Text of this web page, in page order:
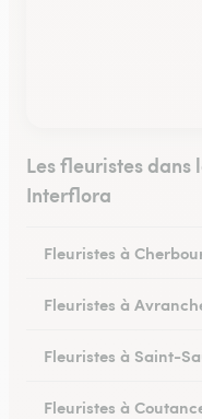
Les fleuristes dans
Interflora
Fleuristes à
Fleuristes à
Fleuristes à Saint-
Fleuristes à